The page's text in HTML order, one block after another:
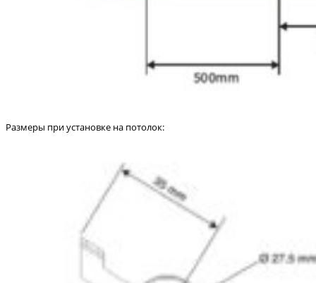
Размеры при установке на потолок: